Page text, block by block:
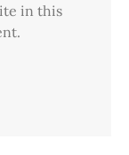
in this